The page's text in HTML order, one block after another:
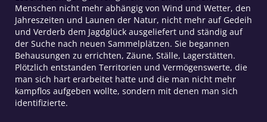
Menschen nicht mehr abhängig von Wind und Wetter, den
Jahreszeiten und Launen der Natur, nicht mehr auf Gedeih
und Verderb dem Jagdglück ausgeliefert und ständig auf
der Suche nach neuen Sammelplätzen. Sie begannen
Behausungen zu errichten, Zäune, Ställe, Lagerstätten.
Plötzlich entstanden Territorien und Vermögenswerte, die
man sich hart erarbeitet hatte und die man nicht mehr
kampflos aufgeben wollte, sondern mit denen man sich
identifizierte.